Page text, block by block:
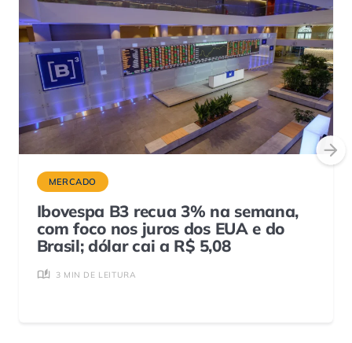
MERCADO
Ibovespa B3 recua 3% na semana,
com foco nos juros dos EUA e do
Brasil; dólar cai a R$ 5,08
3 MIN DE LEITURA